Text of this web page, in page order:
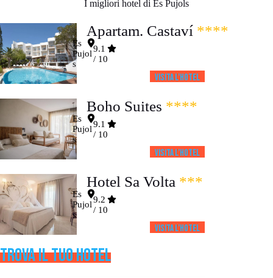
I migliori hotel di Es Pujols
Apartam. Castaví ****
Es
Pujol
s
9.1
/ 10
Visita l’HOTEL
Boho Suites ****
Es
Pujol
s
9.1
/ 10
Visita l’HOTEL
Hotel Sa Volta ***
Es
Pujol
s
9.2
/ 10
Visita l’HOTEL
TROVA IL TUO HOTEL